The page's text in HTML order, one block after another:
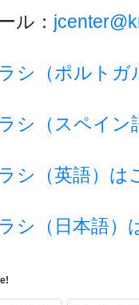
ル：
シ（ポルトガ
シ（スペイン
シ（英語）は
シ（日本語）